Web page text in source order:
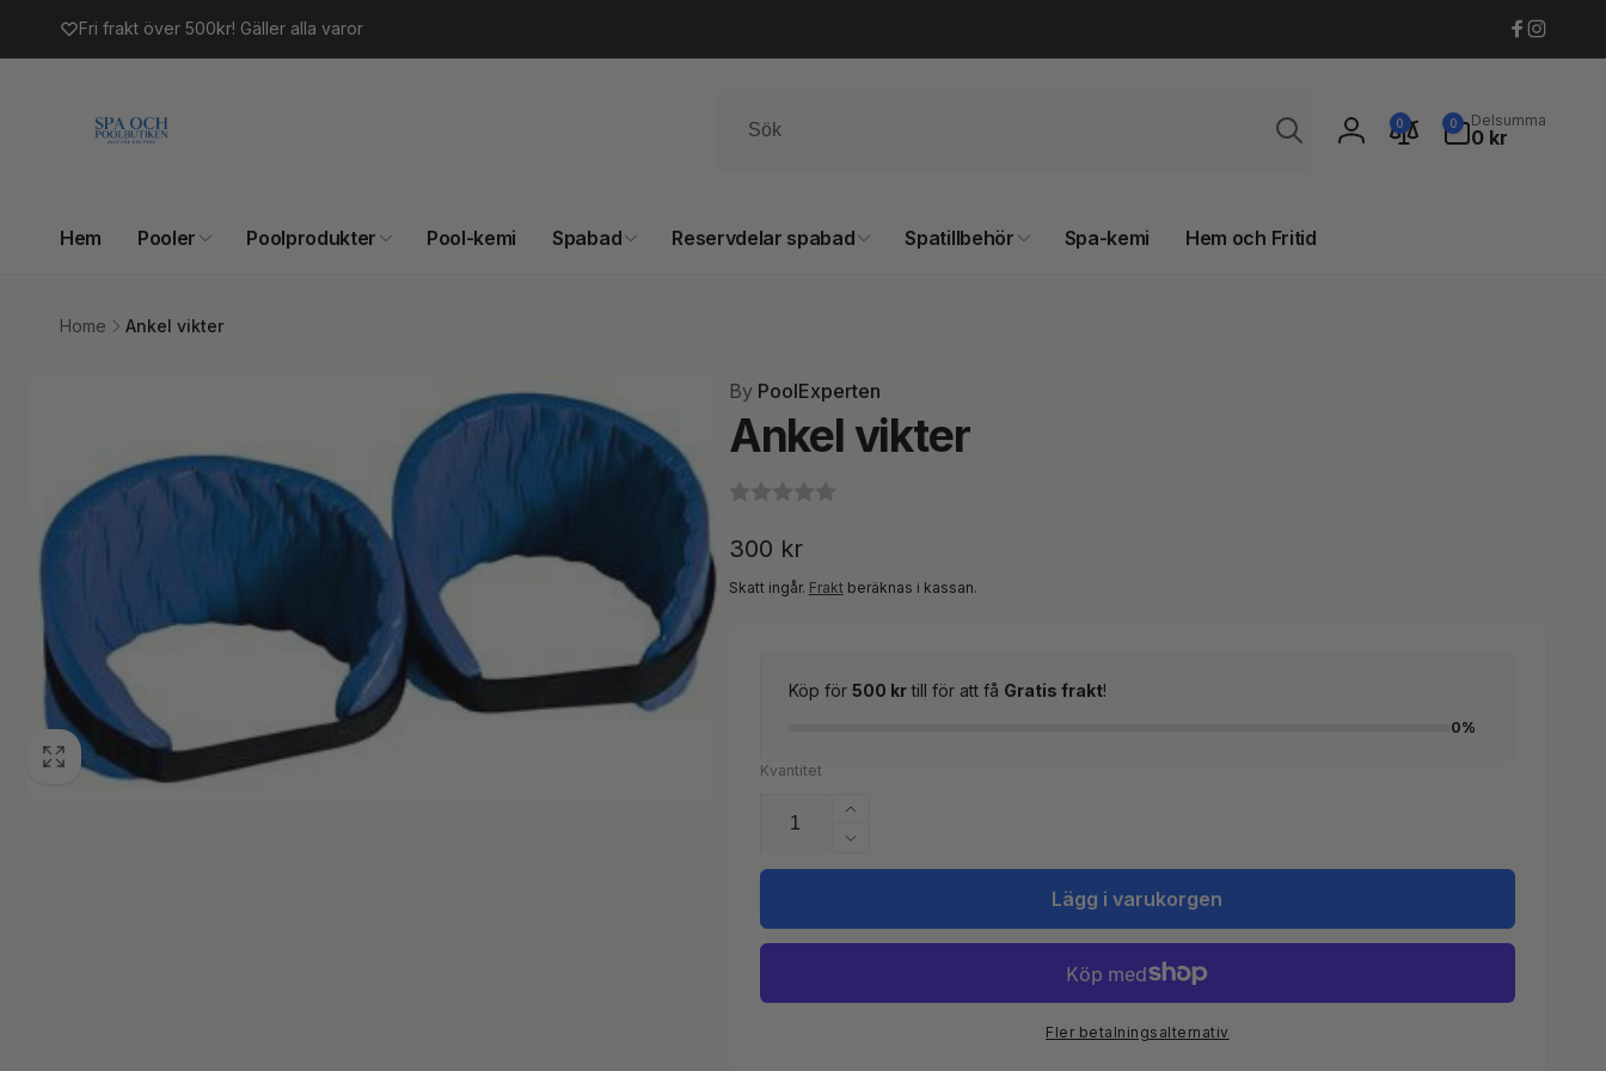
innehåll
Fri frakt över 500kr! Gäller alla varor
Facebook
Logga
0 0
artiklar
Delsumma
0 kr
Hem Pooler Poolprodukter Pool-kemi Spabad Reservdelar spabad Spatillbehör Spa-kemi Hem och Fritid
Home Ankel vikter
ByPoolExperten
Ankel vikter
Ordinarie
pris
300 kr
Skatt ingår. Fraktberäknas i kassan.
Köp för 500 krtill för att få Gratis frakt!
0%
Kvantitet
Öka
kvantitet
för
Minska
kvantitet
Ankel
vikter
Lägg i varukorgen
Fler betalningsalternativ